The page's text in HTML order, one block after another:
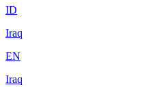
ID
Iraq
EN
Iraq